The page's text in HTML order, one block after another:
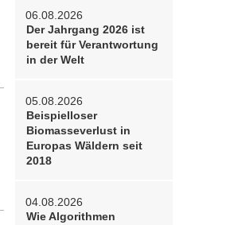
06.08.2026
Der Jahrgang 2026 ist
bereit für Verantwortung
in der Welt
05.08.2026
Beispielloser
Biomasseverlust in
Europas Wäldern seit
2018
04.08.2026
Wie Algorithmen